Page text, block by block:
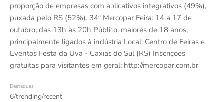
proporção de empresas com aplicativos integrativos (49%),
puxada pelo RS (52%). 34ª Mercopar Feira: 14 a 17 de
outubro, das 13h às 20h Público: maiores de 18 anos,
principalmente ligados à indústria Local: Centro de Feiras e
Eventos Festa da Uva - Caxias do Sul (RS) Inscrições
gratuitas para visitantes em geral: http://mercopar.com.br
Destaques
6/trending/recent